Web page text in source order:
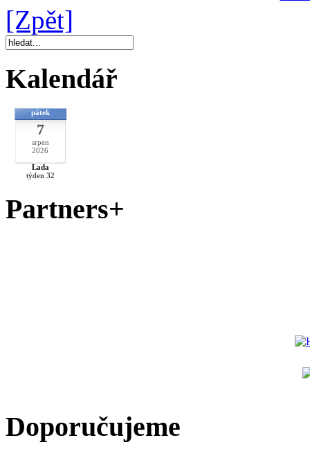
[Zpět]
Kalendář
pátek
7
srpen
2026
Lada
týden 32
Partners+
Doporučujeme